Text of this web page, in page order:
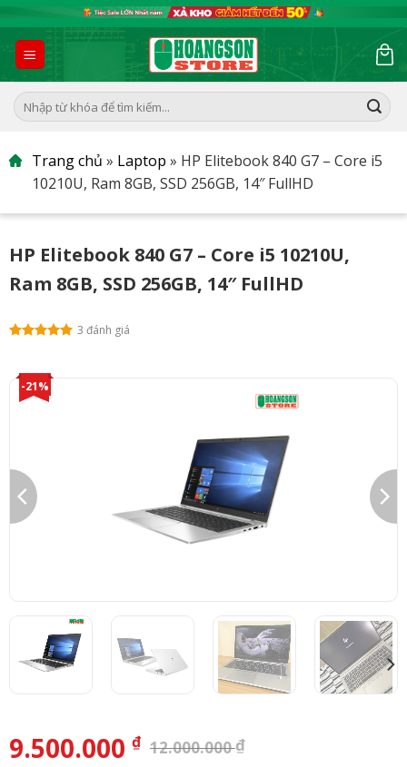
to
content
Tìm
kiếm:
Trang chủ » Laptop » HP Elitebook 840 G7 – Core i5
10210U, Ram 8GB, SSD 256GB, 14″ FullHD
HP Elitebook 840 G7 – Core i5 10210U,
Ram 8GB, SSD 256GB, 14″ FullHD
3 đánh giá
-21%
9.500.000 ₫ 12.000.000₫